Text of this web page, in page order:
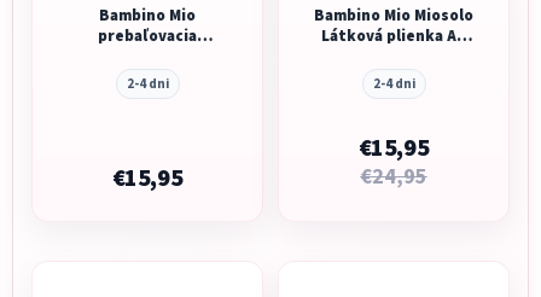
Bambino Mio
prebaľovacia
Fruit
2-4 dni
€15,95
Bambino Mio Miosolo
Látková plienka All
Jamboree
2-4 dni
€15,95
€24,95